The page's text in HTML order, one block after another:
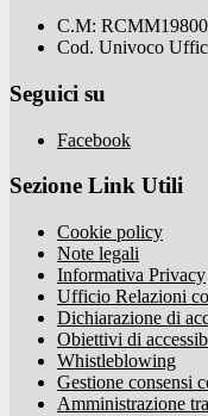
C.M:
Cod. Univoco
Seguici su
Facebook
Sezione Link Utili
Cookie policy
Note legali
Informativa Privacy
Ufficio Relazioni
Dichiarazione di
Obiettivi di
Whistleblowing
Gestione consensi
Amministrazione